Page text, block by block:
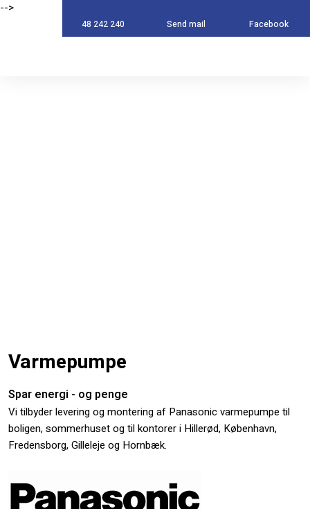
-->
48 242 240 Send mail Facebook
Varmepumpe​
Spar energi - og penge
​Vi tilbyder levering og montering af Panasonic varmepumpe til
boligen, sommerhuset og til kontorer i Hillerød, København,
Fredensborg, Gilleleje og Hornbæk.